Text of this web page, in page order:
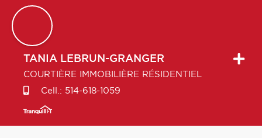
TANIA LEBRUN-GRANGER
COURTIÈRE IMMOBILIÈRE RÉSIDENTIEL
Cell.: 514-618-1059